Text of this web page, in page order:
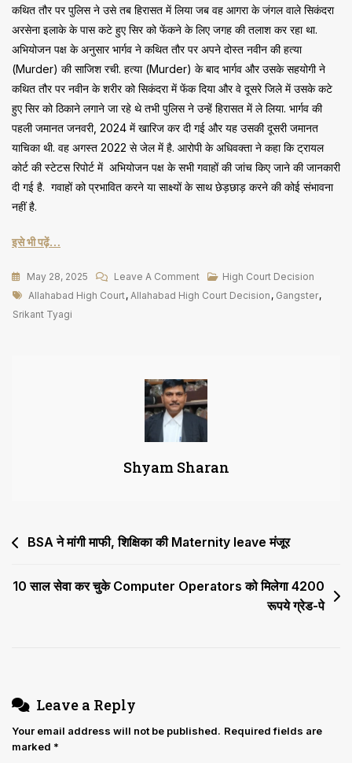
कथित तौर पर पुलिस ने उसे तब हिरासत में लिया जब वह आगरा के जंगल वाले सिकंदरा
अरसेना इलाके के पास कटे हुए सिर को फेंकने के लिए जगह की तलाश कर रहा था.
अभियोजन पक्ष के अनुसार भार्गव ने कथित तौर पर अपने दोस्त नवीन की हत्या
(Murder) की साजिश रची. हत्या (Murder) के बाद भार्गव और उसके सहयोगी ने
कथित तौर पर नवीन के शरीर को सिकंदरा में फेंक दिया और वे दूसरे जिले में उसके कटे
हुए सिर को ठिकाने लगाने जा रहे थे तभी पुलिस ने उन्हें हिरासत में ले लिया. भार्गव की
पहली जमानत जनवरी, 2024 में खारिज कर दी गई और यह उसकी दूसरी जमानत
याचिका थी. वह अगस्त 2022 से जेल में है. आरोपी के अधिवक्ता ने कहा कि ट्रायल
कोर्ट की स्टेटस रिपोर्ट में अभियोजन पक्ष के सभी गवाहों की जांच किए जाने की जानकारी
दी गई है. गवाहों को प्रभावित करने या साक्ष्यों के साथ छेड़छाड़ करने की कोई संभावना
नहीं है.
इसे भी पढ़ें…
May 28, 2025 Leave A CommentOn
Gangster
को
हाईकोर्ट
राहत
High Court Decision
Tags
Allahabad High Court, Allahabad High Court Decision , Gangster,
Srikant Tyagi
Shyam Sharan
PostBSA ने मांगी माफी, शिक्षिका की Maternity leave मंजूर
10 साल सेवा कर चुके Computer Operators को मिलेगा 4200
रूपये ग्रेड-पे
Leave a Reply
Your email address will not be published. Required fields are
marked *